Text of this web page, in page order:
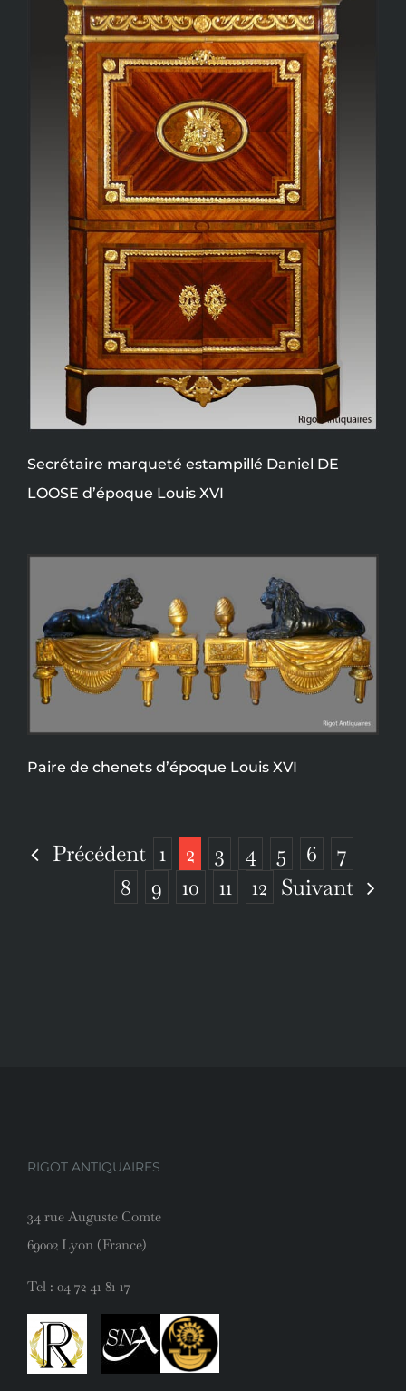
Secrétaire marqueté estampillé Daniel DE
LOOSE d’époque Louis XVI
Paire de chenets d’époque Louis XVI
Précédent 1 2 3 4 5 6
7
8
9 10 11 12 Suivant
RIGOT ANTIQUAIRES
34 rue Auguste Comte
69002 Lyon (France)
Tel : 04 72 41 81 17